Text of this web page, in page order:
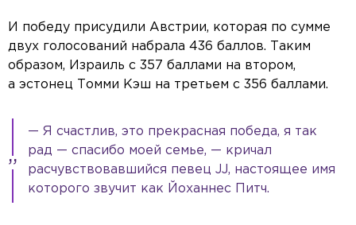
И победу присудили Австрии, которая по сумме
двух голосований набрала 436 баллов. Таким
образом, Израиль с 357 баллами на втором,
а эстонец Томми Кэш на третьем с 356 баллами.
— Я счастлив, это прекрасная победа, я так
рад — спасибо моей семье, — кричал
расчувствовавшийся певец JJ, настоящее имя
которого звучит как Йоханнес Питч.